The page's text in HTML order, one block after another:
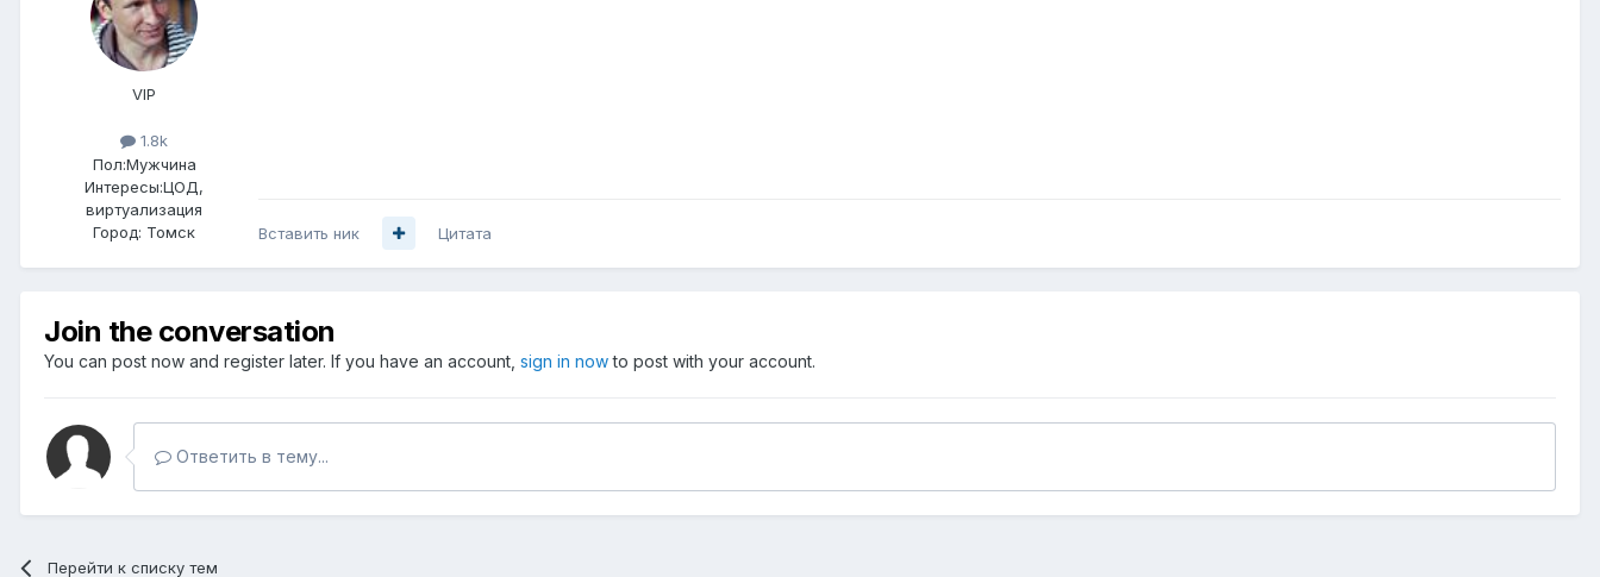
VIP
1.8k
Пол:Мужчина
Интересы:ЦОД,
виртуализация
Город: Томск Вставить ник Цитата
Join the conversation
You can post now and register later. If you have an account, sign in nowto post with your account.
Ответить в тему...
Перейти к списку тем